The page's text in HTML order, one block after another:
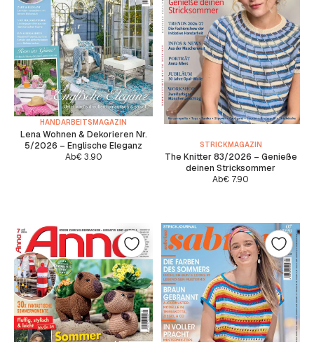
HANDARBEITSMAGAZIN
Lena Wohnen & Dekorieren Nr.
5/2026 – Englische Eleganz
Ab€3.90
STRICKMAGAZIN
The Knitter 83/2026 – Genieße
deinen Stricksommer
Ab€ 7.90